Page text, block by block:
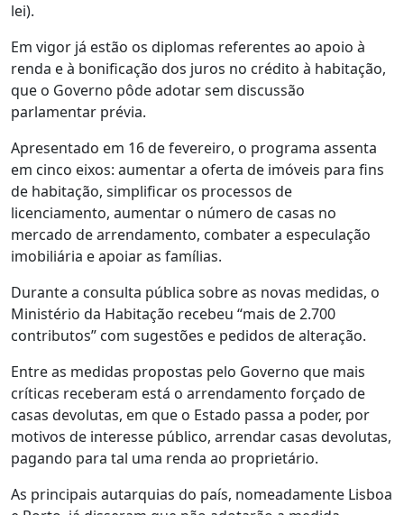
lei).
Em vigor já estão os diplomas referentes ao apoio à
renda e à bonificação dos juros no crédito à habitação,
que o Governo pôde adotar sem discussão
parlamentar prévia.
Apresentado em 16 de fevereiro, o programa assenta
em cinco eixos: aumentar a oferta de imóveis para fins
de habitação, simplificar os processos de
licenciamento, aumentar o número de casas no
mercado de arrendamento, combater a especulação
imobiliária e apoiar as famílias.
Durante a consulta pública sobre as novas medidas, o
Ministério da Habitação recebeu “mais de 2.700
contributos” com sugestões e pedidos de alteração.
Entre as medidas propostas pelo Governo que mais
críticas receberam está o arrendamento forçado de
casas devolutas, em que o Estado passa a poder, por
motivos de interesse público, arrendar casas devolutas,
pagando para tal uma renda ao proprietário.
As principais autarquias do país, nomeadamente Lisboa